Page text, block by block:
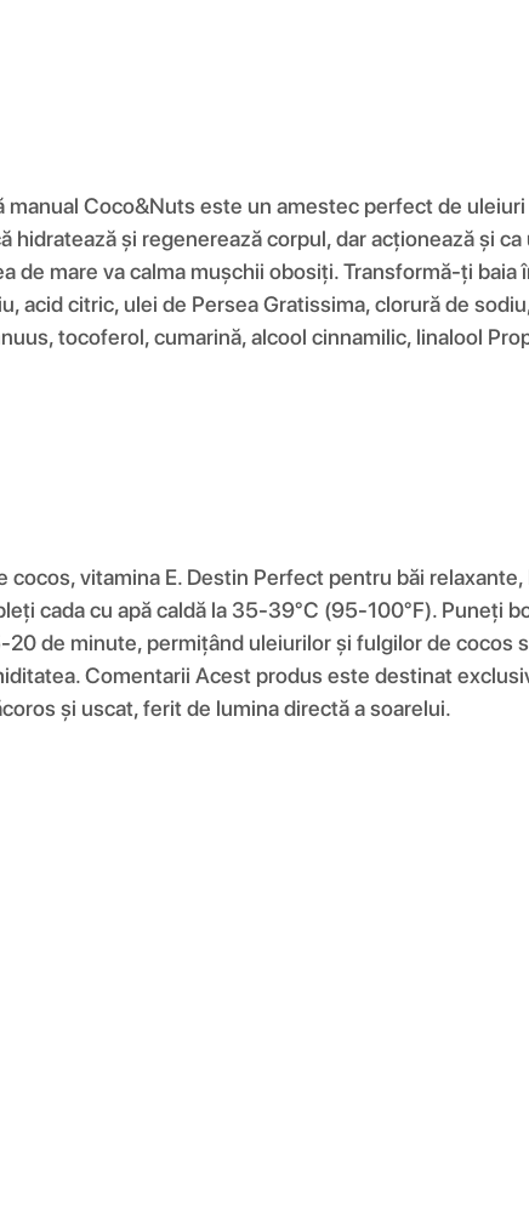
manual Coco&Nuts este un amestec perfect de
hidratează și regenerează corpul, dar acționează și
de mare va calma mușchii obosiți. Transformă-ți
acid citric, ulei de Persea Gratissima, clorură de
tocoferol, cumarină, alcool cinnamilic, linalool
cocos, vitamina E. Destin Perfect pentru băi
cada cu apă caldă la 35-39°C (95-100°F). Puneți
de minute, permițând uleiurilor și fulgilor de cocos
Comentarii Acest produs este destinat
și uscat, ferit de lumina directă a soarelui.